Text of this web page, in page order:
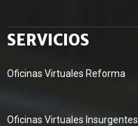
SERVICIOS
Oficinas Virtuales Reforma
Oficinas Virtuales Insurgentes